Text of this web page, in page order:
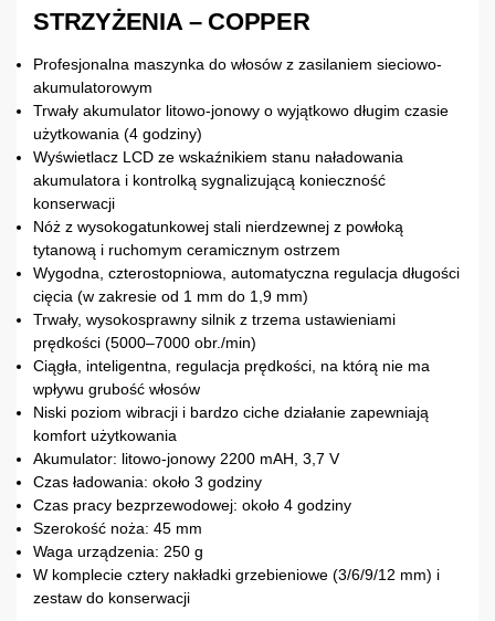
STRZYŻENIA – COPPER
Profesjonalna maszynka do włosów z zasilaniem sieciowo-
akumulatorowym
Trwały akumulator litowo-jonowy o wyjątkowo długim czasie
użytkowania (4 godziny)
Wyświetlacz LCD ze wskaźnikiem stanu naładowania
akumulatora i kontrolką sygnalizującą konieczność
konserwacji
Nóż z wysokogatunkowej stali nierdzewnej z powłoką
tytanową i ruchomym ceramicznym ostrzem
Wygodna, czterostopniowa, automatyczna regulacja długości
cięcia (w zakresie od 1 mm do 1,9 mm)
Trwały, wysokosprawny silnik z trzema ustawieniami
prędkości (5000–7000 obr./min)
Ciągła, inteligentna, regulacja prędkości, na którą nie ma
wpływu grubość włosów
Niski poziom wibracji i bardzo ciche działanie zapewniają
komfort użytkowania
Akumulator: litowo-jonowy 2200 mAH, 3,7 V
Czas ładowania: około 3 godziny
Czas pracy bezprzewodowej: około 4 godziny
Szerokość noża: 45 mm
Waga urządzenia: 250 g
W komplecie cztery nakładki grzebieniowe (3/6/9/12 mm) i
zestaw do konserwacji